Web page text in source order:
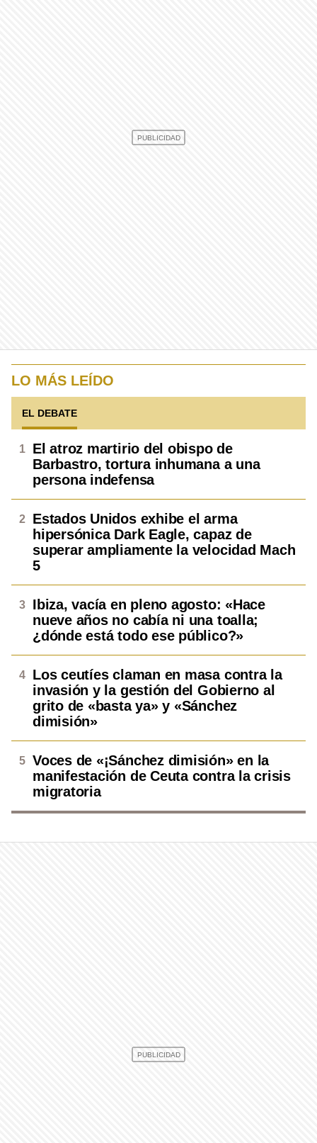
LO MÁS LEÍDO
EL DEBATE
El atroz martirio del obispo de
Barbastro, tortura inhumana a una
persona indefensa
Estados Unidos exhibe el arma
hipersónica Dark Eagle, capaz de
superar ampliamente la velocidad Mach
5
Ibiza, vacía en pleno agosto: «Hace
nueve años no cabía ni una toalla;
¿dónde está todo ese público?»
Los ceutíes claman en masa contra la
invasión y la gestión del Gobierno al
grito de «basta ya» y «Sánchez
dimisión»
Voces de «¡Sánchez dimisión» en la
manifestación de Ceuta contra la crisis
migratoria